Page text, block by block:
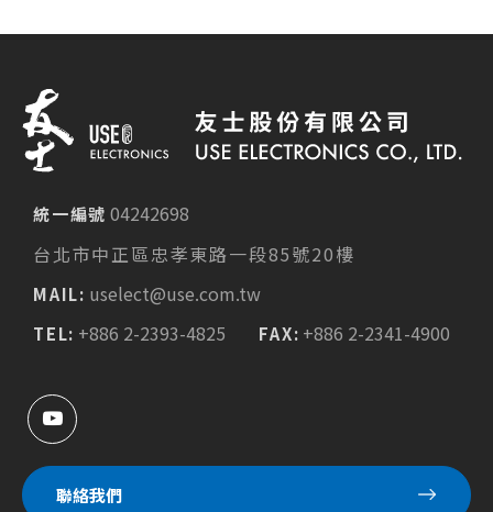
統一編號 04242698
台北市中正區忠孝東路一段85號20樓
MAIL: uselect@use.com.tw
TEL: +886 2-2393-4825 FAX: +886 2-2341-4900
聯絡我們